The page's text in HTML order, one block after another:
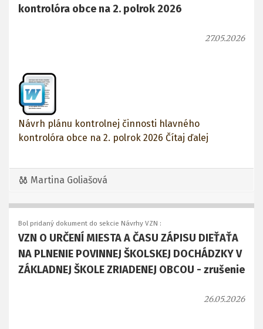
kontrolóra obce na 2. polrok 2026
27.05.2026
Návrh plánu kontrolnej činnosti hlavného
kontrolóra obce na 2. polrok 2026 Čítaj ďalej
Martina Goliašová
Bol pridaný dokument do sekcie Návrhy VZN :
VZN O URČENÍ MIESTA A ČASU ZÁPISU DIEŤAŤA
NA PLNENIE POVINNEJ ŠKOLSKEJ DOCHÁDZKY V
ZÁKLADNEJ ŠKOLE ZRIADENEJ OBCOU - zrušenie
26.05.2026